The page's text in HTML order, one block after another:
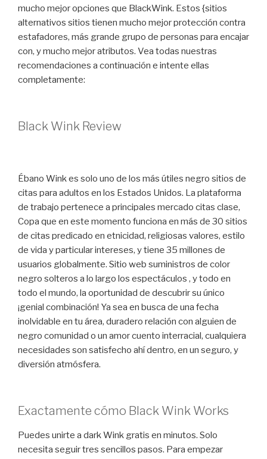
mucho mejor opciones que BlackWink. Estos {sitios
alternativos sitios tienen mucho mejor protección contra
estafadores, más grande grupo de personas para encajar
con, y mucho mejor atributos. Vea todas nuestras
recomendaciones a continuación e intente ellas
completamente:
Black Wink Review
Ébano Wink es solo uno de los más útiles negro sitios de
citas para adultos en los Estados Unidos. La plataforma
de trabajo pertenece a principales mercado citas clase,
Copa que en este momento funciona en más de 30 sitios
de citas predicado en etnicidad, religiosas valores, estilo
de vida ​​y particular intereses, y tiene 35 millones de
usuarios globalmente. Sitio web suministros de color
negro solteros a lo largo los espectáculos , y todo en
todo el mundo, la oportunidad de descubrir su único
¡genial combinación! Ya sea en busca de una fecha
inolvidable en tu área, duradero relación con alguien de
negro comunidad o un amor cuento interracial, cualquiera
necesidades son satisfecho ahí dentro, en un seguro, y
diversión atmósfera.
Exactamente cómo Black Wink Works
Puedes unirte a dark Wink gratis en minutos. Solo
necesita seguir tres sencillos pasos. Para empezar